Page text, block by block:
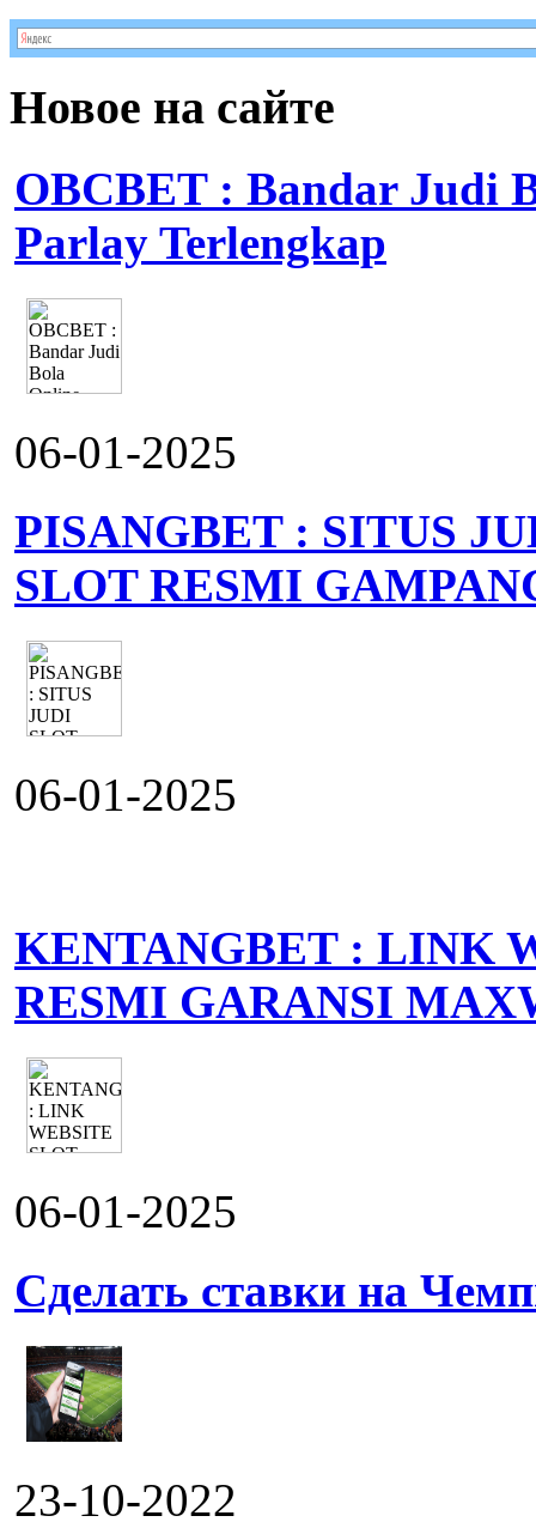
Новое на сайте
OBCBET : Bandar Judi
Parlay Terlengkap
06-01-2025
PISANGBET : SITUS
SLOT RESMI
06-01-2025
KENTANGBET : LINK
RESMI GARANSI
06-01-2025
Сделать ставки на
23-10-2022